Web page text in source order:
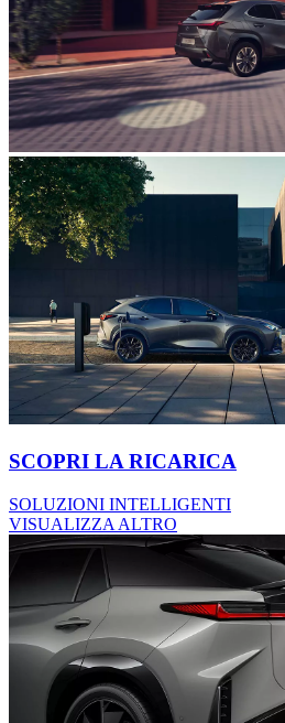
SCOPRI LA RICARICA
SOLUZIONI INTELLIGENTI
VISUALIZZA ALTRO